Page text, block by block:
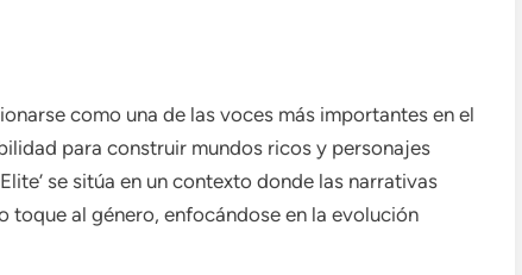
como una de las voces más importantes en el
para construir mundos ricos y personajes
se sitúa en un contexto donde las narrativas
al género, enfocándose en la evolución